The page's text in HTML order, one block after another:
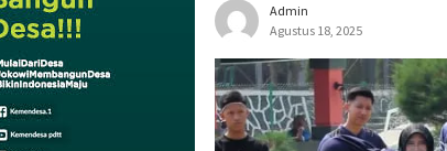
Admin
Agustus 18, 2025